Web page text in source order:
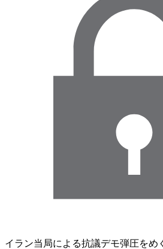
イラン当局による抗議デモ弾圧をめ